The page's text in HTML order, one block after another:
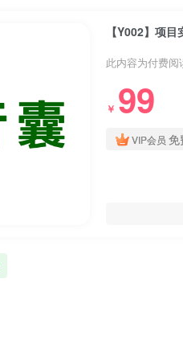
【Y002】项
此内容为付费
￥ 99
VIP会员 免